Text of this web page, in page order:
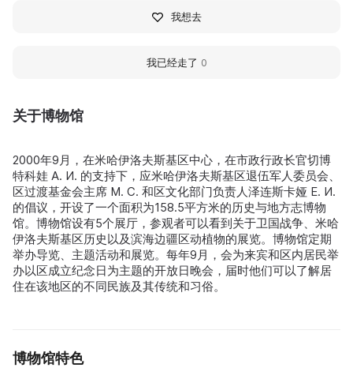
关于博物馆
2000年9月，在米哈伊洛夫斯基区中心，在市政行政长官切博
特科娃 А. И. 的支持下，应米哈伊洛夫斯基区退伍军人委员会、
区过渡基金会主席 М. С. 和区文化部门负责人泽连斯卡娅 Е. И.
的倡议，开设了一个面积为158.5平方米的历史与地方志博物
馆。博物馆设有5个展厅，参观者可以看到关于卫国战争、米哈
伊洛夫斯基区历史以及滨海边疆区动植物的展览。博物馆定期
举办导览、主题活动和展览。每年9月，会为来宾和区内居民举
办以区成立纪念日为主题的开放日晚会，届时他们可以了解居
住在该地区的不同民族及其传统和习俗。
博物馆特色
我想去
我已经走了 0